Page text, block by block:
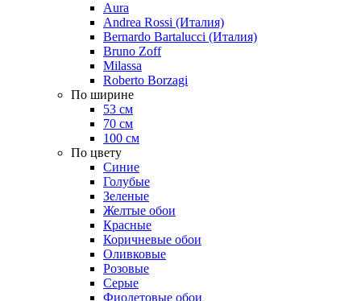
Aura
Andrea Rossi (Италия)
Bernardo Bartalucci (Италия)
Bruno Zoff
Milassa
Roberto Borzagi
По ширине
53 см
70 см
100 см
По цвету
Синие
Голубые
Зеленые
Желтые обои
Красные
Коричневые обои
Оливковые
Розовые
Серые
Фиолетовые обои